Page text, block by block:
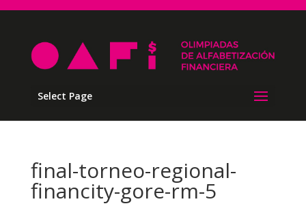
Select Page
final-torneo-regional-
financity-gore-rm-5